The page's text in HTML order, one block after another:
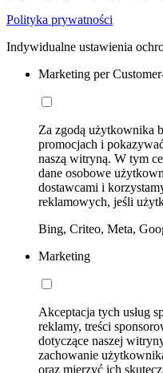
Polityka prywatności
Indywidualne ustawienia
Marketing per
Za zgodą użytkownika
promocjach i
naszą witryną. W tym
dane osobowe
dostawcami i
reklamowych, jeśli
Bing, Criteo, Meta,
Marketing
Akceptacja tych usług
reklamy, treści
dotyczące naszej
zachowanie
oraz mierzyć ich